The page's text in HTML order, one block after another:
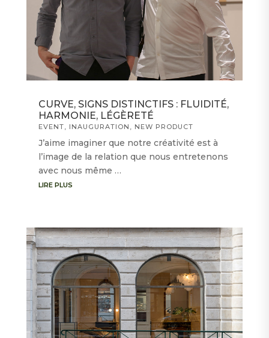
CURVE, SIGNS DISTINCTIFS : FLUIDITÉ,
HARMONIE, LÉGÈRETÉ
EVENT, INAUGURATION , NEW PRODUCT
J’aime imaginer que notre créativité est à
l’image de la relation que nous entretenons
avec nous même …
LIRE PLUS